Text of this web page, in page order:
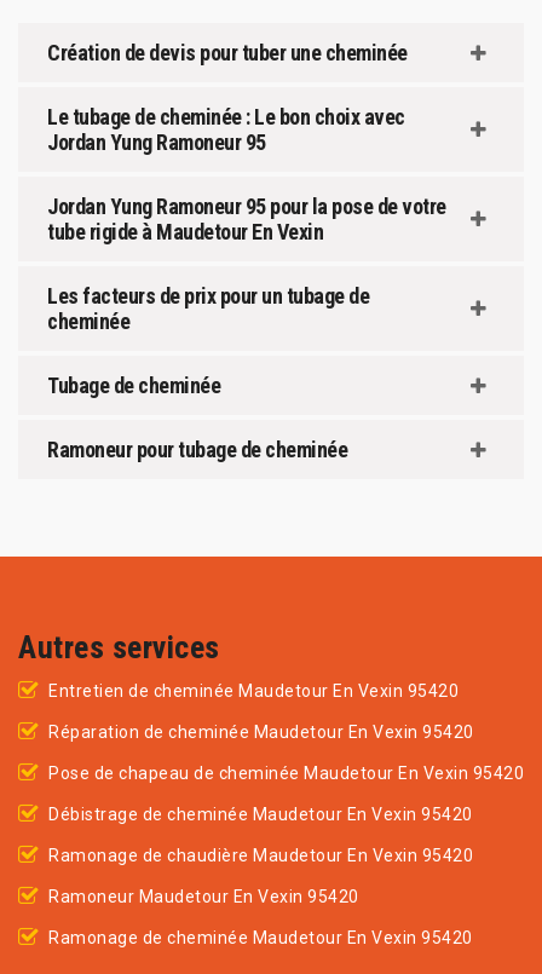
Création de devis pour tuber une cheminée
Le tubage de cheminée : Le bon choix avec
Jordan Yung Ramoneur 95
Jordan Yung Ramoneur 95 pour la pose de votre
tube rigide à Maudetour En Vexin
Les facteurs de prix pour un tubage de
cheminée
Tubage de cheminée
Ramoneur pour tubage de cheminée
Autres services
Entretien de cheminée Maudetour En Vexin 95420
Réparation de cheminée Maudetour En Vexin 95420
Pose de chapeau de cheminée Maudetour En Vexin 95420
Débistrage de cheminée Maudetour En Vexin 95420
Ramonage de chaudière Maudetour En Vexin 95420
Ramoneur Maudetour En Vexin 95420
Ramonage de cheminée Maudetour En Vexin 95420